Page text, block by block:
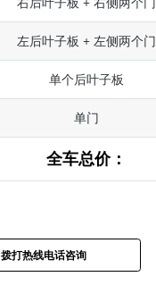
左后叶子板 + 左侧两个门
单个后叶子板
单门
全车总价：
拨打热线电话咨询